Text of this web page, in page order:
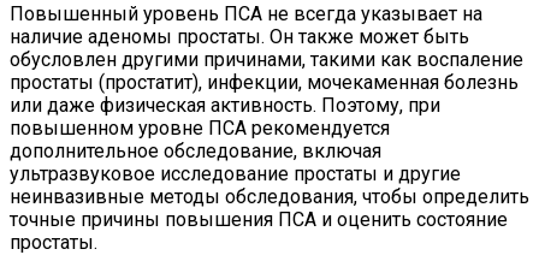
Повышенный уровень ПСА не всегда указывает на
наличие аденомы простаты. Он также может быть
обусловлен другими причинами, такими как воспаление
простаты (простатит), инфекции, мочекаменная болезнь
или даже физическая активность. Поэтому, при
повышенном уровне ПСА рекомендуется
дополнительное обследование, включая
ультразвуковое исследование простаты и другие
неинвазивные методы обследования, чтобы определить
точные причины повышения ПСА и оценить состояние
простаты.